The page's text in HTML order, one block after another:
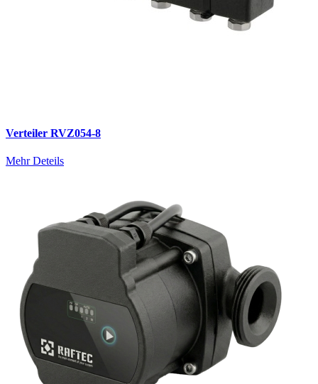
Verteiler RVZ054-8
Mehr Deteils